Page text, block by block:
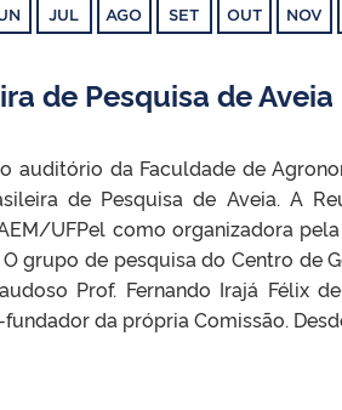
JUL AGO SET OUT NOV
de Pesquisa de Aveia
auditório da Faculdade de
de Pesquisa de Aveia. A
UFPel como organizadora pela
grupo de pesquisa do Centro de
Prof. Fernando Irajá Félix
da própria Comissão.